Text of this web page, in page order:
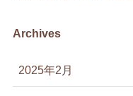
Archives
2025年2月